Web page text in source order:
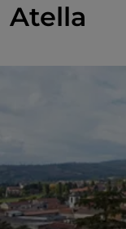
Atella